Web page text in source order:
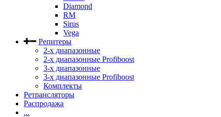
Diamond
RM
Sirus
Vega
Репитеры
2-х диапазонные
2-х диапазонные Profiboost
3-х диапазонные
3-х диапазонные Profiboost
Комплекты
Ретрансляторы
Распродажа
...